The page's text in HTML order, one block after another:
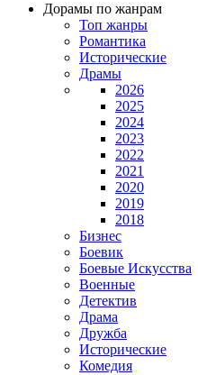
Дорамы по жанрам
Топ жанры
Романтика
Исторические
Драмы
2026
2025
2024
2023
2022
2021
2020
2019
2018
Бизнес
Боевик
Боевые Искусства
Военные
Детектив
Драма
Дружба
Исторические
Комедия